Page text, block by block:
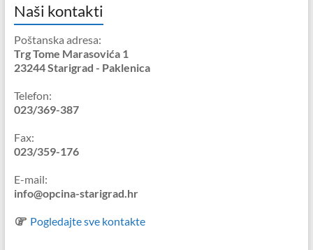
Naši kontakti
Poštanska adresa:
Trg Tome Marasovića 1
23244 Starigrad - Paklenica
Telefon:
023/369-387
Fax:
023/359-176
E-mail:
info@opcina-starigrad.hr
Pogledajte sve kontakte